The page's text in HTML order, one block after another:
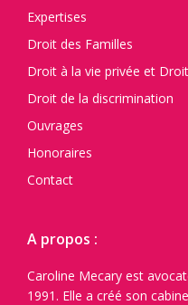
Expertises
Droit des Familles
Droit à la vie privée et
Droit de la discrimination
Ouvrages
Honoraires
Contact
A propos :
Caroline Mecary est
1991. Elle a créé son